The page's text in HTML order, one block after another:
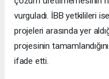
vurguladı. İBB yetkilileri
projeleri arasında yer
projesinin
ifade etti.